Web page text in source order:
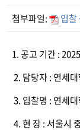
첨부파일: 입
1. 공고 기간 :
2. 담당자 : 연세
3. 입찰명 : 연세
4. 현 장 : 서울시